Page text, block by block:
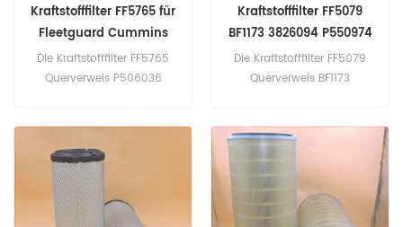
Kraftstofffilter FF5765 für
Fleetguard Cummins
Die Kraftstofffilter FF5765
Querverweis P506036
leichter LKW.
Kraftstofffilter FF5079
BF1173 3826094 P550974
RE63288
Die Kraftstofffilter FF5079
Querverweis BF1173
(E2 eng). B 5.9L (E2 eng).
C8.3 (nicht spezifiziert
eng). Komatsu D39E-1;
D39E-1A; D39P-1; D39P-1A
(S4D102E eng). New